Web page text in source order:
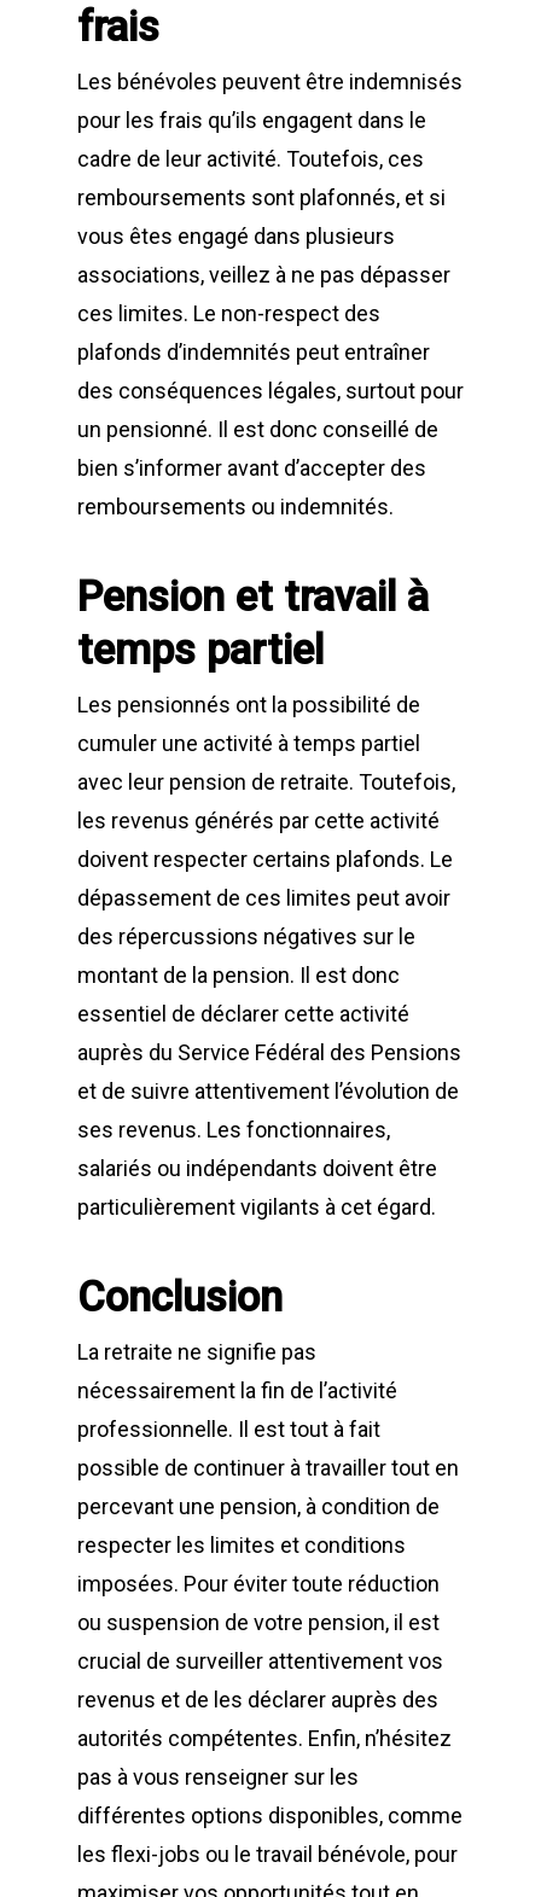
frais
Les bénévoles peuvent être indemnisés
pour les frais qu’ils engagent dans le
cadre de leur activité. Toutefois, ces
remboursements sont plafonnés, et si
vous êtes engagé dans plusieurs
associations, veillez à ne pas dépasser
ces limites. Le non-respect des
plafonds d’indemnités peut entraîner
des conséquences légales, surtout pour
un pensionné. Il est donc conseillé de
bien s’informer avant d’accepter des
remboursements ou indemnités.
Pension et travail à
temps partiel
Les pensionnés ont la possibilité de
cumuler une activité à temps partiel
avec leur pension de retraite. Toutefois,
les revenus générés par cette activité
doivent respecter certains plafonds. Le
dépassement de ces limites peut avoir
des répercussions négatives sur le
montant de la pension. Il est donc
essentiel de déclarer cette activité
auprès du Service Fédéral des Pensions
et de suivre attentivement l’évolution de
ses revenus. Les fonctionnaires,
salariés ou indépendants doivent être
particulièrement vigilants à cet égard.
Conclusion
La retraite ne signifie pas
nécessairement la fin de l’activité
professionnelle. Il est tout à fait
possible de continuer à travailler tout en
percevant une pension, à condition de
respecter les limites et conditions
imposées. Pour éviter toute réduction
ou suspension de votre pension, il est
crucial de surveiller attentivement vos
revenus et de les déclarer auprès des
autorités compétentes. Enfin, n’hésitez
pas à vous renseigner sur les
différentes options disponibles, comme
les flexi-jobs ou le travail bénévole, pour